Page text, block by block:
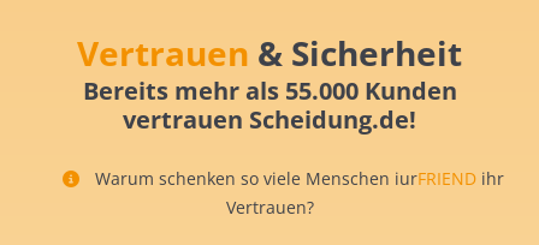
Vertrauen & Sicherheit
Bereits mehr als 55.000 Kunden
vertrauen Scheidung.de!
Warum schenken so viele Menschen iurFRIEND ihr
Vertrauen?